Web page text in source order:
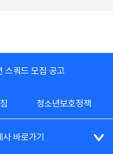
스쿼드 모집 공고
청소년보호정책
사 바로가기